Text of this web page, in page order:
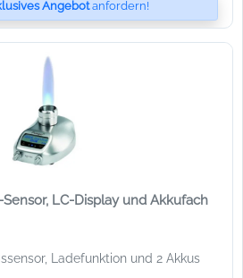
Angebotanfordern!
LC-Display und Akkufach
Ladefunktion und 2 Akkus